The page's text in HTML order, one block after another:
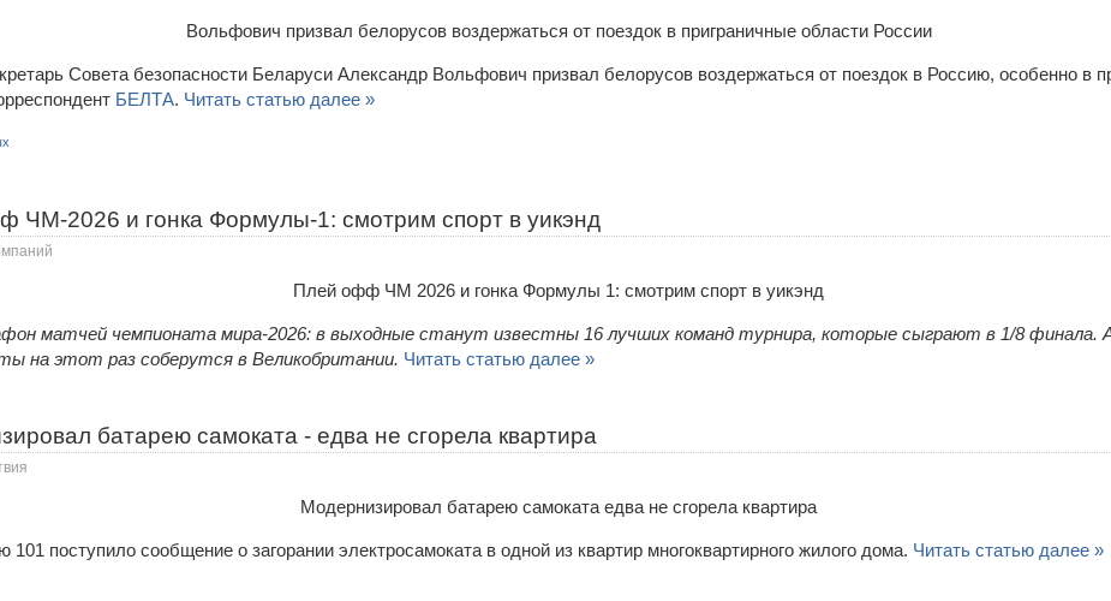
Совета безопасности Беларуси Александр Вольфович призвал белорусов воздержаться от поездок в Россию, особенно в
БЕЛТА. Читать статью далее »
ЧМ-2026 и гонка Формулы-1: смотрим спорт в уикэнд
матчей чемпионата мира-2026: в выходные станут известны 16 лучших команд турнира, которые сыграют в 1/8 финала.
на этот раз соберутся в Великобритании. Читать статью далее »
батарею самоката - едва не сгорела квартира
101 поступило сообщение о загорании электросамоката в одной из квартир многоквартирного жилого дома. Читать статью далее »